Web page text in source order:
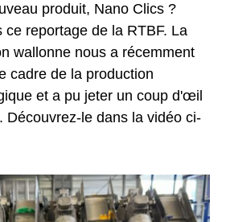
produit, Nano Clics ?
ce reportage de la RTBF. La
wallonne nous a récemment
cadre de la production
et a pu jeter un coup d'œil
Découvrez-le dans la vidéo ci-